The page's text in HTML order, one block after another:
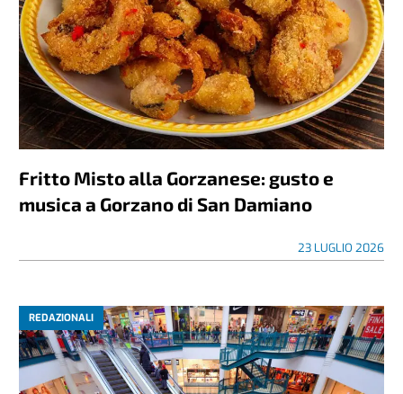
Fritto Misto alla Gorzanese: gusto e
musica a Gorzano di San Damiano
23 LUGLIO 2026
REDAZIONALI